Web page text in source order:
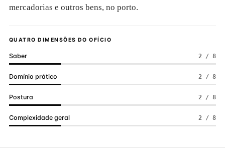
mercadorias e outros bens, no porto.
QUATRO DIMENSÕES DO OFÍCIO
Saber 2 / 8
Domínio prático 2 / 8
Postura 2 / 8
Complexidade geral 2 / 8